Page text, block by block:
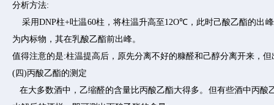
分析方法:
采用DNP柱+吐温60柱，将柱温升高至12O℃，此时己酸乙酯的出
为内标物，其在乳酸乙酯前出峰。
值得注意的是:柱温提高后，原先分离不好的糠醛和己醇分离开来，
(四)丙酸乙酯的测定
在大多数酒中，乙缩醛的含量比丙酸乙酯大得多。但有些酒中丙酸